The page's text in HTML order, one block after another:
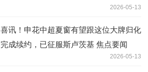
2026-05-13
喜讯！申花中超夏窗有望跟这位大牌归化
完成续约，已征服斯卢茨基 焦点要闻
2026-05-13